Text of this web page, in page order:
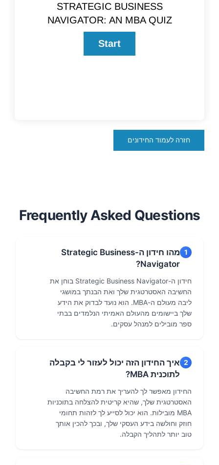
STRATEGIC BUSINESS
NAVIGATOR: AN MBA QUIZ
חזרה לעמוד החידונים
Frequently Asked Questions
1
מהו חידון ה-Strategic Business
Navigator?
חידון ה-Strategic Business Navigator בוחן את
החשיבה האסטרטגית שלך ואת הבנתך במושגי
ליבה מעולם ה-MBA. הוא נועד לבדוק את הידע
שלך ביישומים מהעולם האמיתי הנלמדים בבתי
ספר מובילים למנהל עסקים.
2 איך החידון הזה יכול לעזור לי בקבלה
לתוכנית MBA?
החידון מאפשר לך להעריך את רמת החשיבה
האסטרטגית שלך, שהיא קריטית להצלחה בתוכניות
MBA מובילות. הוא יכול לסייע לך לזהות תחומי
חוזק וחולשה בידע העסקי שלך, ובכך להכין אותך
טוב יותר לתהליך הקבלה.